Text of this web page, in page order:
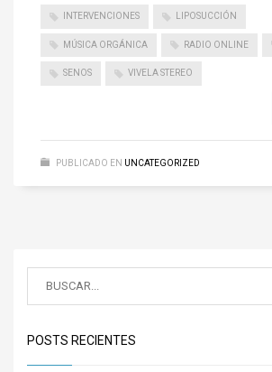
INTERVENCIONES LIPOSUCCIÓN
MÚSICA ORGÁNICA RADIO ONLINE
SENOS VIVELA STEREO
PUBLICADO EN UNCATEGORIZED
POSTS RECIENTES